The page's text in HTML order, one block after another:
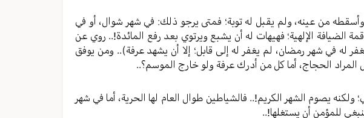
من عينه، ولم يقبل له توبة؛ فمتى يرجو ذلك: في شهر شوال، أو في
الضيافة الإلهية؛ فهيهات له أن يشبع ويرتوي بعد رفع المائدة!.. روي عن
له في شهر رمضان، لم يغفر له إلى قابل؛ إلا أن يشهد عرفة).. ومن يوفق
المراد الحجاج، أما كل من أدرك عرفة ولو خارج الموسم؟..
يصوم الشهر الكريم!.. فالشياطين طوال العام لها الحرية، أما في شهر
للمؤمن أن يستغلها!..